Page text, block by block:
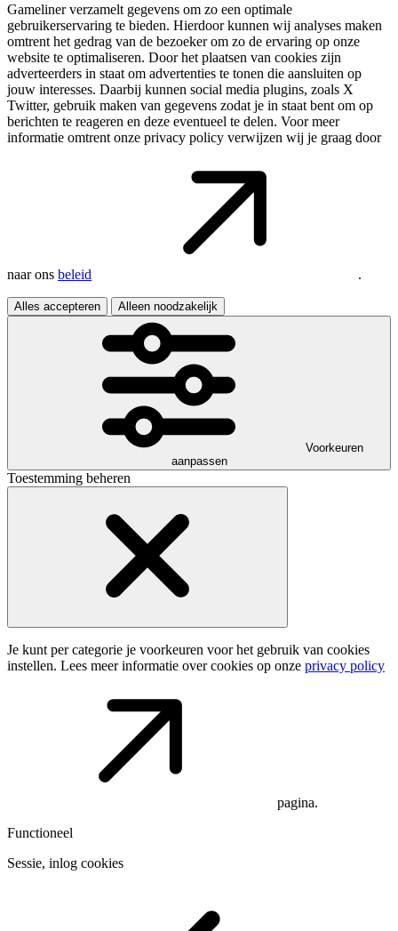
Gameliner verzamelt gegevens om zo een optimale
gebruikerservaring te bieden. Hierdoor kunnen wij analyses maken
omtrent het gedrag van de bezoeker om zo de ervaring op onze
website te optimaliseren. Door het plaatsen van cookies zijn
adverteerders in staat om advertenties te tonen die aansluiten op
jouw interesses. Daarbij kunnen social media plugins, zoals X
Twitter, gebruik maken van gegevens zodat je in staat bent om op
berichten te reageren en deze eventueel te delen. Voor meer
informatie omtrent onze privacy policy verwijzen wij je graag door
naar ons beleid .
Alles accepteren Alleen noodzakelijk
Voorkeuren
aanpassen
Toestemming beheren
Je kunt per categorie je voorkeuren voor het gebruik van cookies
instellen. Lees meer informatie over cookies op onze privacy policy
pagina.
Functioneel
Sessie, inlog cookies